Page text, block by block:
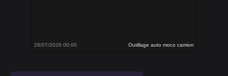
29/07/2026 00:00 Outillage auto moco camion